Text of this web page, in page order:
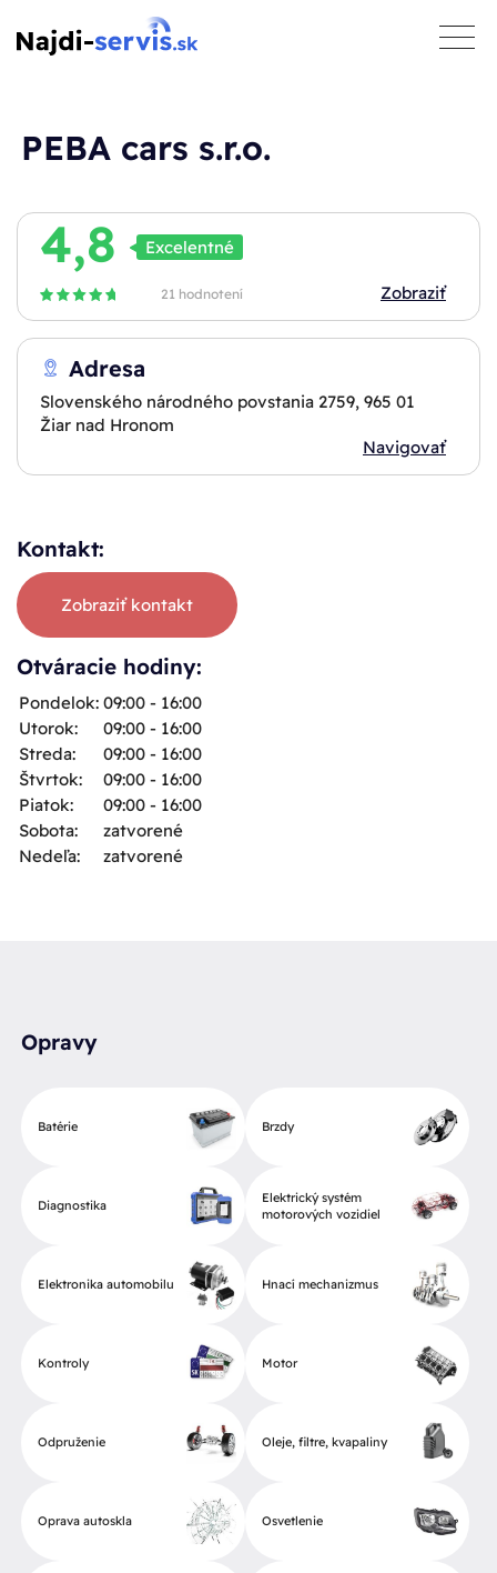
toggle
PEBA cars s.r.o.
4,8 Excelentné
21 hodnotení Zobraziť
Adresa
Slovenského národného povstania 2759, 965 01
Žiar nad Hronom
Navigovať
Kontakt:
Zobraziť kontakt
Otváracie hodiny:
Pondelok: 09:00 - 16:00
Utorok:
09:00 - 16:00
Streda:
09:00 - 16:00
Štvrtok:
09:00 - 16:00
Piatok:
09:00 - 16:00
Sobota:
zatvorené
Nedeľa:
zatvorené
Opravy
Batérie Brzdy
Diagnostika
Elektrický systém
motorových vozidiel
Elektronika automobilu Hnací mechanizmus
Kontroly Motor
Odpruženie Oleje, filtre, kvapaliny
Oprava autoskla Osvetlenie